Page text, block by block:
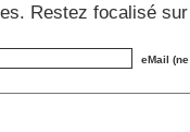
Restez focalisé
eMail